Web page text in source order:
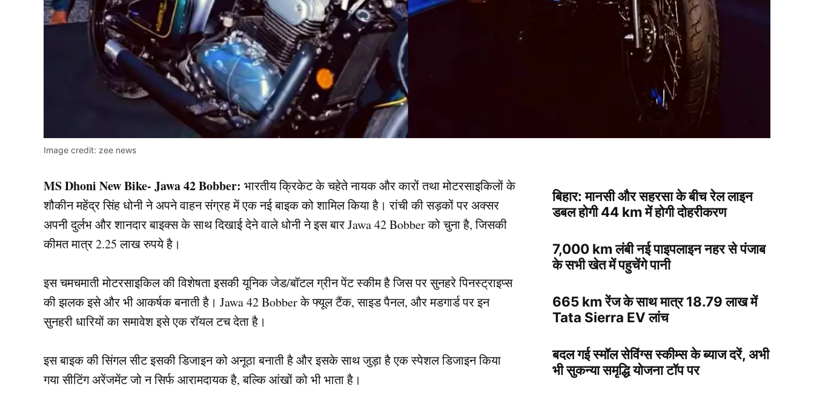
Image credit: zee news
MS Dhoni New Bike- Jawa 42 Bobber: भारतीय क्रिकेट के चहेते नायक और कारों तथा मोटरसाइकिलों के
शौकीन महेंद्र सिंह धोनी ने अपने वाहन संग्रह में एक नई बाइक को शामिल किया है। रांची की सड़कों पर अक्सर
अपनी दुर्लभ और शानदार बाइक्स के साथ दिखाई देने वाले धोनी ने इस बार Jawa 42 Bobber को चुना है, जिसकी
कीमत मात्र 2.25 लाख रुपये है।
इस चमचमाती मोटरसाइकिल की विशेषता इसकी यूनिक जेड/बॉटल ग्रीन पेंट स्कीम है जिस पर सुनहरे पिनस्ट्राइप्स
की झलक इसे और भी आकर्षक बनाती है। Jawa 42 Bobber के फ्यूल टैंक, साइड पैनल, और मडगार्ड पर इन
सुनहरी धारियों का समावेश इसे एक रॉयल टच देता है।
इस बाइक की सिंगल सीट इसकी डिजाइन को अनूठा बनाती है और इसके साथ जुड़ा है एक स्पेशल डिजाइन किया
गया सीटिंग अरेंजमेंट जो न सिर्फ आरामदायक है, बल्कि आंखों को भी भाता है।
बिहार: मानसी और सहरसा के बीच रेल लाइन
डबल होगी 44 km में होगी दोहरीकरण
7,000 km लंबी नई पाइपलाइन नहर से पंजाब
के सभी खेत में पहुचेंगे पानी
665 km रेंज के साथ मात्र 18.79 लाख में
Tata Sierra EV लांच
बदल गई स्मॉल सेविंग्स स्कीम्स के ब्याज दरें, अभी
भी सुकन्या समृद्धि योजना टॉप पर